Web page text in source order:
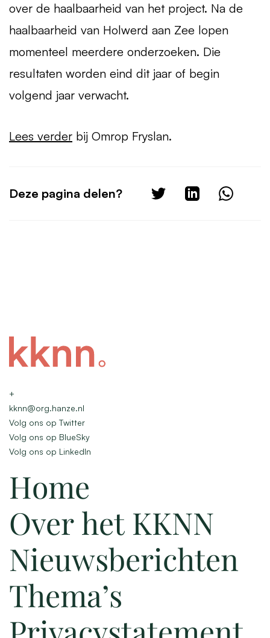
over de haalbaarheid van het project. Na de
haalbaarheid van Holwerd aan Zee lopen
momenteel meerdere onderzoeken. Die
resultaten worden eind dit jaar of begin
volgend jaar verwacht.
Lees verder bij Omrop Fryslan.
Deze pagina delen?
+
kknn@org.hanze.nl
Volg ons op Twitter
Volg ons op BlueSky
Volg ons op LinkedIn
Home
Over het KKNN
Nieuwsberichten
Thema’s